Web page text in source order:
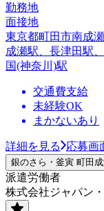
勤務地
面接地
東京都町田市南成
成瀬駅、長津田駅
国(神奈川)駅
交通費支給
未経験OK
まかないあり
詳細を見る 応募画
銀のさら・釜寅 町田
派遣労働者
株式会社ジャパン